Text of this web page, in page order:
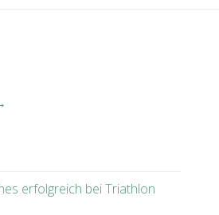
erfolgreich bei Triathlon